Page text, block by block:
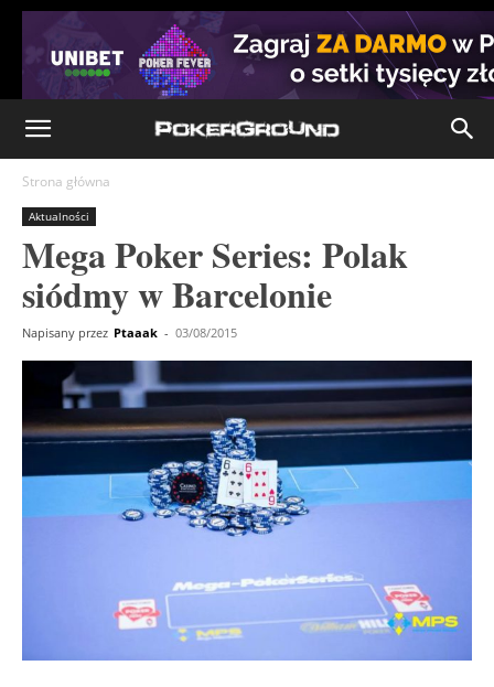
Strona główna
Aktualności
Mega Poker Series: Polak
siódmy w Barcelonie
Napisany przez Ptaaak - 03/08/2015